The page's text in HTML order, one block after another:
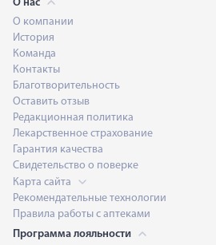
О нас
О компании
История
Команда
Контакты
Благотворительность
Оставить отзыв
Редакционная политика
Лекарственное страхование
Гарантия качества
Свидетельство о поверке
Карта сайта
Рекомендательные технологии
Правила работы с аптеками
Программа лояльности